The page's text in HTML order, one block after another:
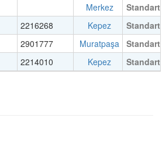
Merkez
Standart
2216268 Kepez
Standart
2901777 Muratpaşa Standart
2214010 Kepez Standart